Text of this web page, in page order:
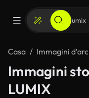
Casa Immagini
Immagini
LUMIX